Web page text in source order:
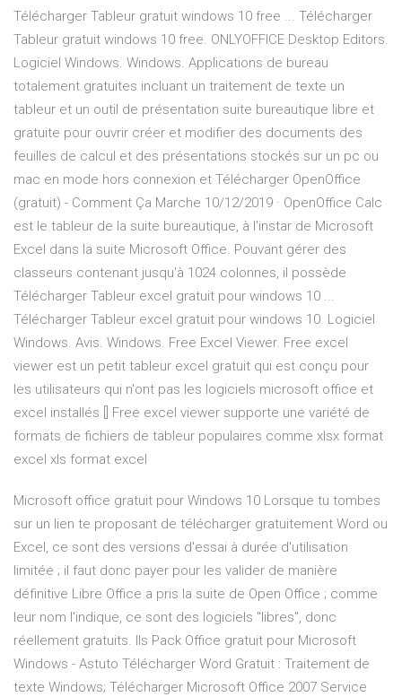
Télécharger Tableur gratuit windows 10 free ... Télécharger
Tableur gratuit windows 10 free. ONLYOFFICE Desktop Editors.
Logiciel Windows. Windows. Applications de bureau
totalement gratuites incluant un traitement de texte un
tableur et un outil de présentation suite bureautique libre et
gratuite pour ouvrir créer et modifier des documents des
feuilles de calcul et des présentations stockés sur un pc ou
mac en mode hors connexion et Télécharger OpenOffice
(gratuit) - Comment Ça Marche 10/12/2019 · OpenOffice Calc
est le tableur de la suite bureautique, à l'instar de Microsoft
Excel dans la suite Microsoft Office. Pouvant gérer des
classeurs contenant jusqu'à 1024 colonnes, il possède
Télécharger Tableur excel gratuit pour windows 10 ...
Télécharger Tableur excel gratuit pour windows 10. Logiciel
Windows. Avis. Windows. Free Excel Viewer. Free excel
viewer est un petit tableur excel gratuit qui est conçu pour
les utilisateurs qui n'ont pas les logiciels microsoft office et
excel installés [] Free excel viewer supporte une variété de
formats de fichiers de tableur populaires comme xlsx format
excel xls format excel
Microsoft office gratuit pour Windows 10 Lorsque tu tombes
sur un lien te proposant de télécharger gratuitement Word ou
Excel, ce sont des versions d'essai à durée d'utilisation
limitée ; il faut donc payer pour les valider de manière
définitive Libre Office a pris la suite de Open Office ; comme
leur nom l'indique, ce sont des logiciels "libres", donc
réellement gratuits. Ils Pack Office gratuit pour Microsoft
Windows - Astuto Télécharger Word Gratuit : Traitement de
texte Windows; Télécharger Microsoft Office 2007 Service